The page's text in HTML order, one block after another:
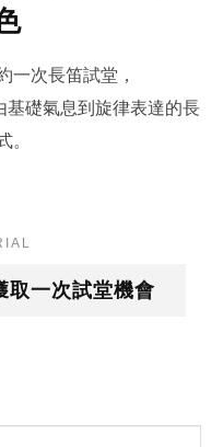
一次長笛試堂，
礎氣息到旋律表達的長
。
取一次試堂機會